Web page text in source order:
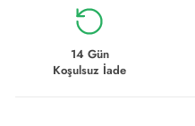
14 Gün
Koşulsuz İade